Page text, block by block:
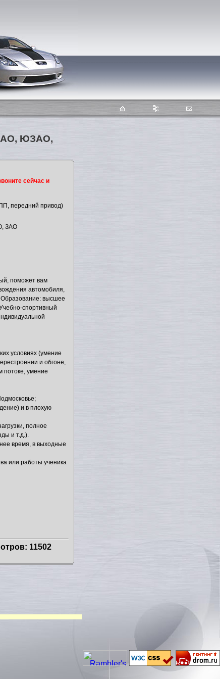
ЮЗАО,
сейчас и
передний привод)
ЗАО
поможет вам
автомобиля,
Образование: высшее
спортивный
условиях (умение
и обгоне,
потоке, умение
и в плохую
полное
и т.д.).
время, в выходные
или работы ученика
11502